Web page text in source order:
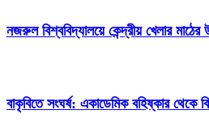
নজরুল বিশ্ববিদ্যালয়ে কেন্দ্রীয় খেলার
বাকৃবিতে সংঘর্ষ: একাডেমিক বহিষ্কার